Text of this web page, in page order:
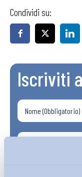
Condividi su:
Iscriviti